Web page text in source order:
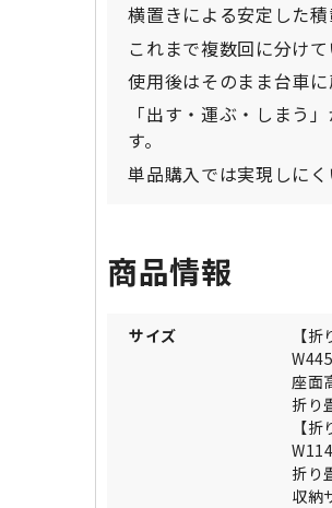
横置きによる安定した
これまで複数回に分け
使用後はそのまま台車
「出す・運ぶ・しまう
す。
単品購入では実現しに
商品情報
サイズ
【
座面
折り
【
折り
収納